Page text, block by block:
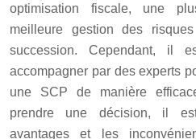
optimisation fiscale, une
meilleure gestion des
succession. Cependant, il
accompagner par des experts
une SCP de manière
prendre une décision, il
avantages et les